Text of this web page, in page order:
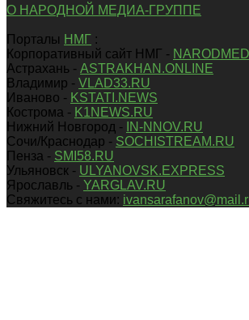
О НАРОДНОЙ МЕДИА-ГРУППЕ
Порталы НМГ :
Корпоративный сайт НМГ -
Астрахань - ASTRAKHAN.ONLINE
Владимир - VLAD33.RU
Иваново - KSTATI.NEWS
Кострома - K1NEWS.RU
Нижний Новгород -
IN-NNOV.RU
Сочи/Краснодар - SOCHISTREAM.RU
Пенза - SMI58.RU
Ульяновск - ULYANOVSK.EXPRESS
Ярославль - YARGLAV.RU
Свяжитесь с нами: